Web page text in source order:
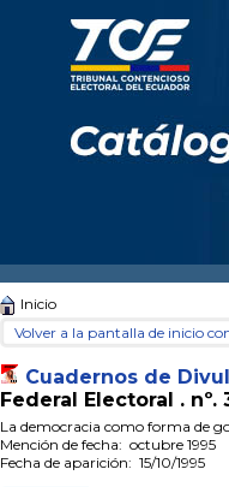
Inicio
Volver a la pantalla de inicio
Cuadernos de
Federal Electoral . nº.
La democracia como forma de
Mención de fecha: octubre 1995
Fecha de aparición: 15/10/1995